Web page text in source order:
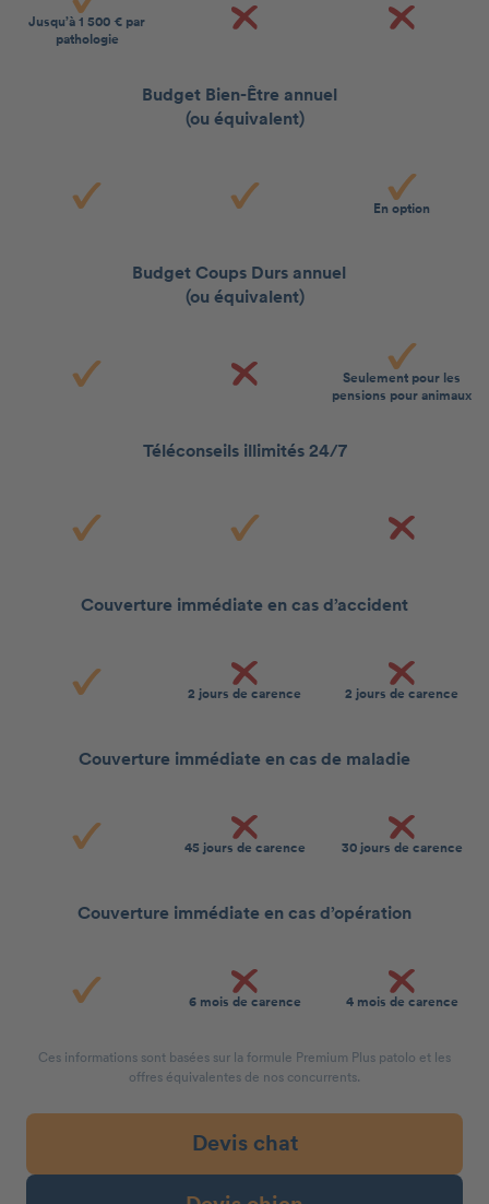
Jusqu’à 1 500 € par
pathologie
Budget Bien-Être annuel
(ou équivalent)
En option
Budget Coups Durs annuel
(ou équivalent)
Seulement pour les
pensions pour animaux
Téléconseils illimités 24/7
Couverture immédiate en cas d’accident
2 jours de carence 2 jours de carence
Couverture immédiate en cas de maladie
45 jours de carence 30 jours de carence
Couverture immédiate en cas d’opération
6 mois de carence 4 mois de carence
Ces informations sont basées sur la formule Premium Plus patolo et les
offres équivalentes de nos concurrents.
Devis chat